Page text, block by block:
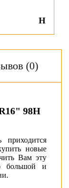
H
(0)
98H
новые
Вам эту
большой и